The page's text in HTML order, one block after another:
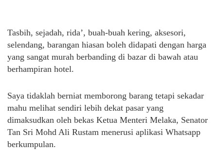
Tasbih, sejadah, rida’, buah-buah kering, aksesori,
selendang, barangan hiasan boleh didapati dengan harga
yang sangat murah berbanding di bazar di bawah atau
berhampiran hotel.
Saya tidaklah berniat memborong barang tetapi sekadar
mahu melihat sendiri lebih dekat pasar yang
dimaksudkan oleh bekas Ketua Menteri Melaka, Senator
Tan Sri Mohd Ali Rustam menerusi aplikasi Whatsapp
berkumpulan.